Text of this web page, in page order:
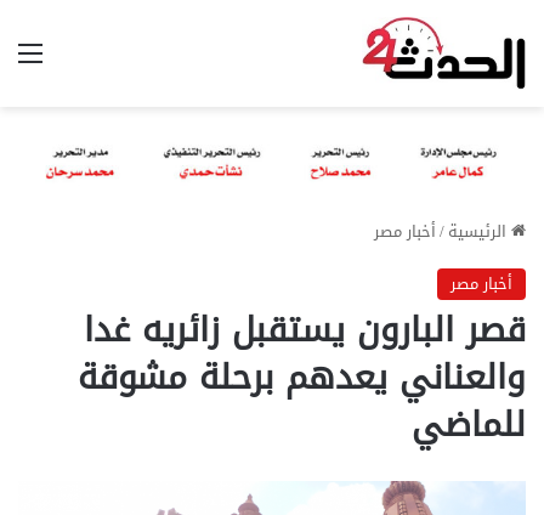
الرئيسية/أخبار مصر
أخبار مصر
قصر البارون يستقبل زائريه غدا
والعناني يعدهم برحلة مشوقة
للماضي